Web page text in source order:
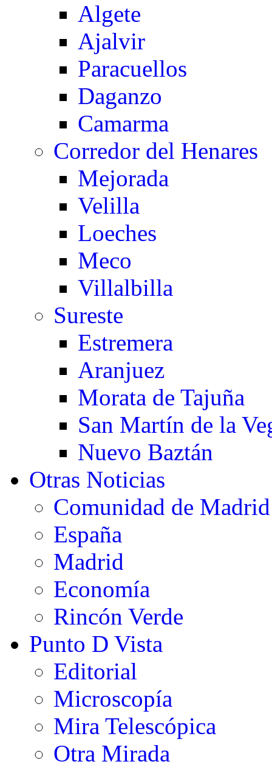
Algete
Ajalvir
Paracuellos
Daganzo
Camarma
Corredor del Henares
Mejorada
Velilla
Loeches
Meco
Villalbilla
Sureste
Estremera
Aranjuez
Morata de Tajuña
San Martín de la
Nuevo Baztán
Otras Noticias
Comunidad de Madrid
España
Madrid
Economía
Rincón Verde
Punto D Vista
Editorial
Microscopía
Mira Telescópica
Otra Mirada